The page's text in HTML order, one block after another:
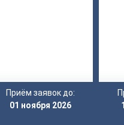
Приём заявок до:
01 ноября 2026